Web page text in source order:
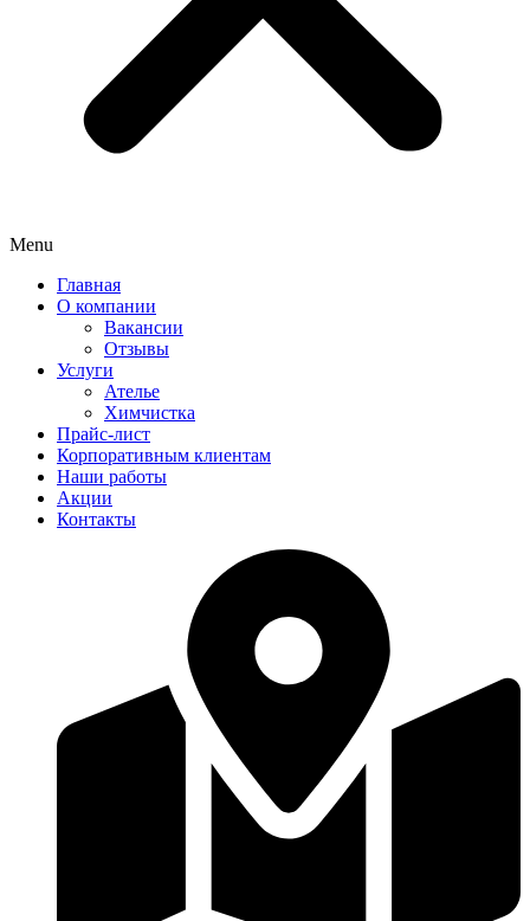
Menu
Главная
О компании
Вакансии
Отзывы
Услуги
Ателье
Химчистка
Прайс-лист
Корпоративным клиентам
Наши работы
Акции
Контакты